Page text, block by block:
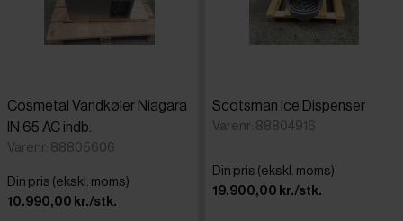
Cosmetal Vandkøler Niagara
IN 65 AC indb.
Varenr: 88805606
Din pris (ekskl. moms)
10.990,00 kr./stk.
Scotsman Ice Dispenser
Varenr: 88804916
Din pris (ekskl. moms)
19.900,00 kr./stk.